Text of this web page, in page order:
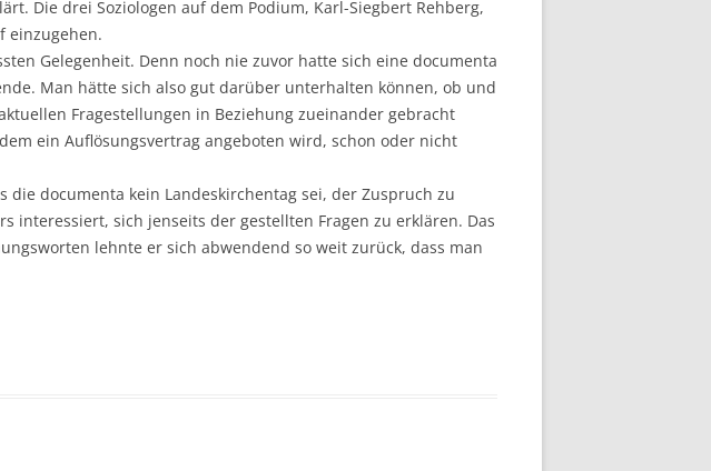
Die drei Soziologen auf dem Podium, Karl-Siegbert Rehberg,
einzugehen.
Gelegenheit. Denn noch nie zuvor hatte sich eine documenta
Man hätte sich also gut darüber unterhalten können, ob und
Fragestellungen in Beziehung zueinander gebracht
ein Auflösungsvertrag angeboten wird, schon oder nicht
documenta kein Landeskirchentag sei, der Zuspruch zu
interessiert, sich jenseits der gestellten Fragen zu erklären. Das
lehnte er sich abwendend so weit zurück, dass man